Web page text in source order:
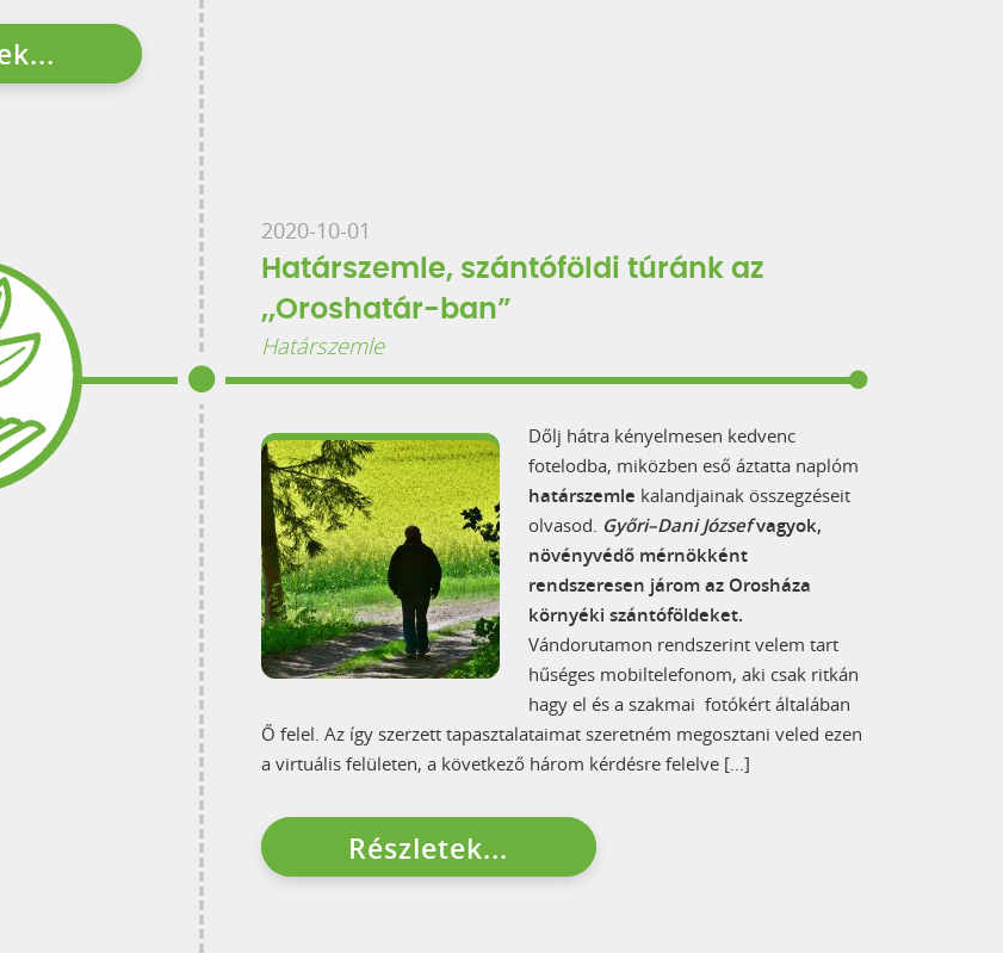
2020-10-01
Határszemle, szántóföldi túránk az
„Oroshatár-ban”
Határszemle
Dőlj hátra kényelmesen kedvenc
fotelodba, miközben eső áztatta naplóm
határszemle kalandjainak összegzéseit
olvasod. Győri–Dani Józsefvagyok,
növényvédő mérnökként
rendszeresen járom az Orosháza
környéki szántóföldeket.
Vándorutamon rendszerint velem tart
hűséges mobiltelefonom, aki csak ritkán
hagy el és a szakmai fotókért általában
Ő felel. Az így szerzett tapasztalataimat szeretném megosztani veled ezen
a virtuális felületen, a következő három kérdésre felelve [...]
Részletek...